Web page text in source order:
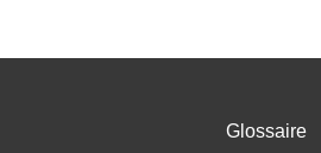
Glossaire